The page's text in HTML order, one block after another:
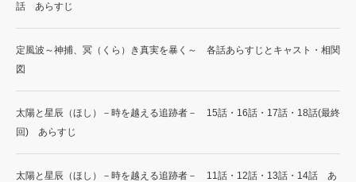
話 あらすじ
定風波～神捕、冥（くら）き真実を暴く～ 各話あらすじとキャスト・相関
図
太陽と星辰（ほし）－時を越える追跡者－ 15話・16話・17話・18話(最終
回) あらすじ
太陽と星辰（ほし）－時を越える追跡者－ 11話・12話・13話・14話 あ